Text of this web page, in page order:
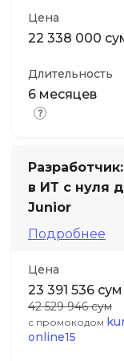
Цена
22 338 000
Длительность
6 месяцев
в ИТ с нуля
Junior
Подробнее
Цена
23 391 536 сум
42 529 946 сум
с промокодом
online15